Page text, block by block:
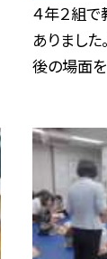
４年２組
ありました
後の場面